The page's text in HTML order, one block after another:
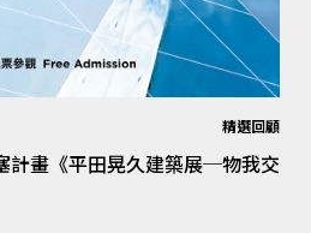
精選回顧
計畫《平田晃久建築展─物我交